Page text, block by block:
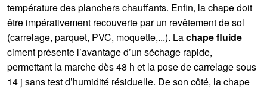
température des planchers chauffants. Enfin, la chape doit
être impérativement recouverte par un revêtement de sol
(carrelage, parquet, PVC, moquette,...). Lachape fluide
ciment présente l’avantage d’un séchage rapide,
permettant la marche dès 48 h et la pose de carrelage sous
14 j sans test d’humidité résiduelle. De son côté, la chape